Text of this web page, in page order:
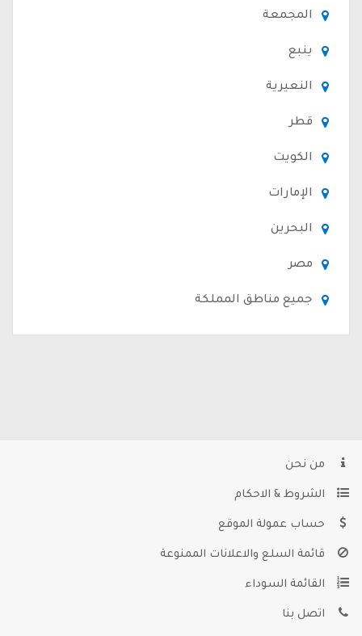
المجمعة
ينبع
النعيرية
قطر
الكويت
الإمارات
البحرين
مصر
جميع مناطق المملكة
من نحن
الشروط & الاحكام
حساب عمولة الموقع
قائمة السلع والاعلانات الممنوعة
القائمة السوداء
اتصل بنا